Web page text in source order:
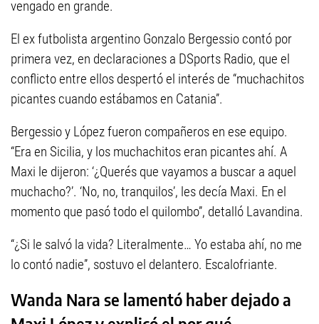
vengado en grande.
El ex futbolista argentino Gonzalo Bergessio contó por
primera vez, en declaraciones a DSports Radio, que el
conflicto entre ellos despertó el interés de “muchachitos
picantes cuando estábamos en Catania”.
Bergessio y López fueron compañeros en ese equipo.
“Era en Sicilia, y los muchachitos eran picantes ahí. A
Maxi le dijeron: ‘¿Querés que vayamos a buscar a aquel
muchacho?’. ‘No, no, tranquilos’, les decía Maxi. En el
momento que pasó todo el quilombo”, detalló Lavandina.
“¿Si le salvó la vida? Literalmente… Yo estaba ahí, no me
lo contó nadie”, sostuvo el delantero. Escalofriante.
Wanda Nara se lamentó haber dejado a